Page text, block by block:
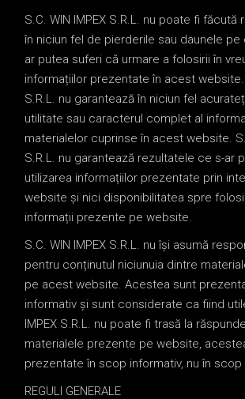
S.C. WIN IMPEX S.R.L. nu poate fi făcută
în niciun fel de pierderile sau daunele pe
ar putea suferi că urmare a folosirii în
informațiilor prezentate în acest website.
S.R.L. nu garantează în niciun fel
utilitate sau caracterul complet al
materialelor cuprinse în acest website.
S.R.L. nu garantează rezultatele ce s-ar
utilizarea informațiilor prezentate prin
website și nici disponibilitatea spre
informații prezente pe website.
S.C. WIN IMPEX S.R.L. nu își asumă
pentru conținutul niciunuia dintre
pe acest website. Acestea sunt
informativ și sunt considerate ca fiind
IMPEX S.R.L. nu poate fi trasă la
materialele prezente pe website,
prezentate în scop informativ, nu în
REGULI GENERALE